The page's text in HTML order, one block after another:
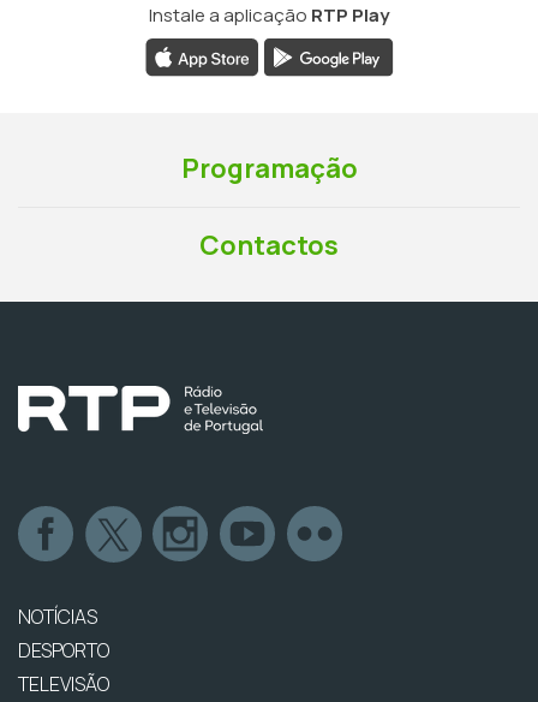
Instale a aplicação RTP Play
Programação
Contactos
NOTÍCIAS
DESPORTO
TELEVISÃO